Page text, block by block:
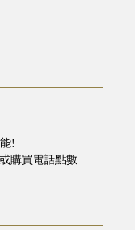
!
購買電話點數